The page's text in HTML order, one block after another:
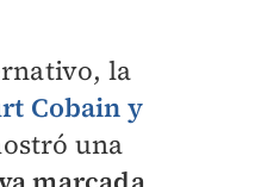
la
Cobain y
una